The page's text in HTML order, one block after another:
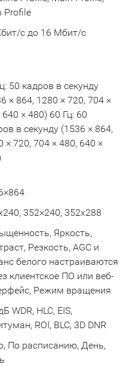
Profile
с до 16 Мбит/с
50 кадров в секунду
× 864, 1280 × 720, 704 ×
640 × 480) 60 Гц: 60
в секунду (1536 × 864,
× 720, 704 × 480, 640 ×
352×240, 352х288
Яркость,
Резкость, AGC и
белого настраиваются
клиентское ПО или веб-
Режим вращения
WDR, HLC, EIS,
ROI, BLC, 3D DNR
По расписанию, День,